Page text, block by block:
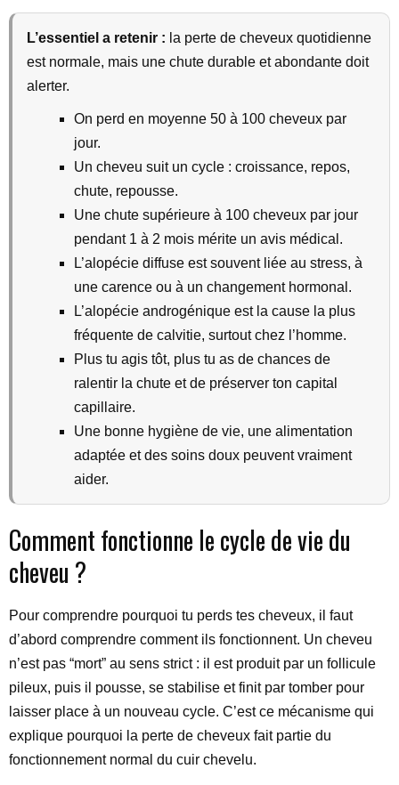
L’essentiel a retenir : la perte de cheveux quotidienne
est normale, mais une chute durable et abondante doit
alerter.
On perd en moyenne 50 à 100 cheveux par
jour.
Un cheveu suit un cycle : croissance, repos,
chute, repousse.
Une chute supérieure à 100 cheveux par jour
pendant 1 à 2 mois mérite un avis médical.
L’alopécie diffuse est souvent liée au stress, à
une carence ou à un changement hormonal.
L’alopécie androgénique est la cause la plus
fréquente de calvitie, surtout chez l’homme.
Plus tu agis tôt, plus tu as de chances de
ralentir la chute et de préserver ton capital
capillaire.
Une bonne hygiène de vie, une alimentation
adaptée et des soins doux peuvent vraiment
aider.
Comment fonctionne le cycle de vie du
cheveu ?
Pour comprendre pourquoi tu perds tes cheveux, il faut
d’abord comprendre comment ils fonctionnent. Un cheveu
n’est pas “mort” au sens strict : il est produit par un follicule
pileux, puis il pousse, se stabilise et finit par tomber pour
laisser place à un nouveau cycle. C’est ce mécanisme qui
explique pourquoi la perte de cheveux fait partie du
fonctionnement normal du cuir chevelu.